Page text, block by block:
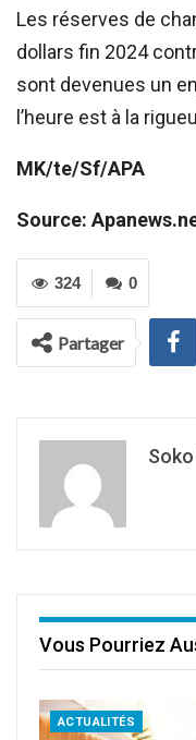
Les réserves de
dollars fin 2024
sont devenues un
l’heure est à la
MK/te/Sf/APA
Source:
0
324
Partager
Vous Pourriez
ACTUALITÉS